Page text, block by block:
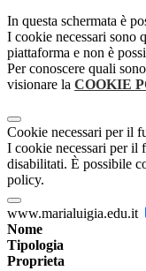
In questa schermata è
I cookie necessari sono
piattaforma e non è
Per conoscere quali
visionare la COOKIE
Cookie necessari per il
I cookie necessari per il
disabilitati. È possibile
policy.
www.marialuigia.edu.it
Nome
Tipologia
Proprieta